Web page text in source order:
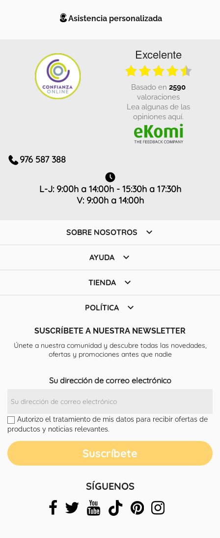
Asistencia personalizada
Excelente
basado en 2590
valoraciones
Lea algunas de las
opiniones aquí.
976 587 388
L-J: 9:00h a 14:00h - 15:30h a 17:30h
V: 9:00h a 14:00h
SOBRE NOSOTROS 
AYUDA 
TIENDA 
POLÍTICA 
SUSCRÍBETE A NUESTRA NEWSLETTER
Únete a nuestra comunidad y descubre todas las novedades,
ofertas y promociones antes que nadie
Su dirección de correo electrónico
Autorizo el tratamiento de mis datos para recibir ofertas de
productos y noticias relevantes.
SÍGUENOS